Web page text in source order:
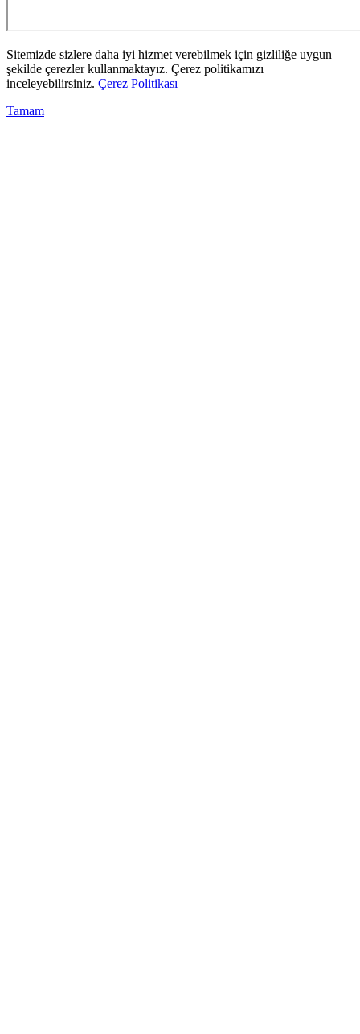
Sitemizde sizlere daha iyi hizmet verebilmek için gizliliğe uygun
şekilde çerezler kullanmaktayız. Çerez politikamızı
inceleyebilirsiniz. Çerez Politikası
Tamam